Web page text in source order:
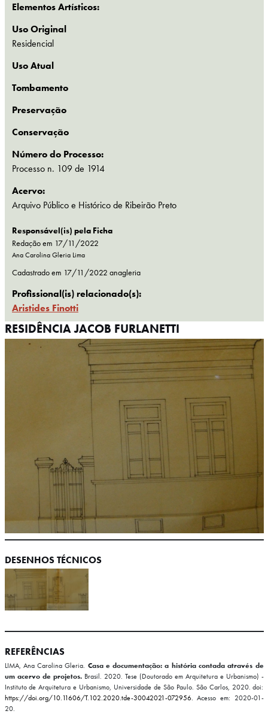
Elementos Artísticos:
Uso Original
Residencial
Uso Atual
Tombamento
Preservação
Conservação
Número do Processo:
Processo n. 109 de 1914
Acervo:
Arquivo Público e Histórico de Ribeirão Preto
Responsável(is) pela Ficha
Redação em 17/11/2022
Ana Carolina Gleria Lima
Cadastrado em 17/11/2022 anagleria
Profissional(is) relacionado(s):
Aristides Finotti
RESIDÊNCIA JACOB FURLANETTI
DESENHOS TÉCNICOS
REFERÊNCIAS
LIMA, Ana Carolina Gleria. Casa e documentação: a história contada através de
um acervo de projetos.Brasil. 2020. Tese (Doutorado em Arquitetura e Urbanismo) -
Instituto de Arquitetura e Urbanismo, Universidade de São Paulo. São Carlos, 2020. doi:
https://doi.org/10.11606/T.102.2020.tde-30042021-072956. Acesso em: 2020-01-
20.